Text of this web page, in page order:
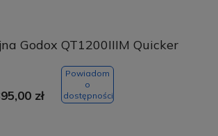
Godox QT1200IIIM Quicker
zł
Powiadom
o
dostępności